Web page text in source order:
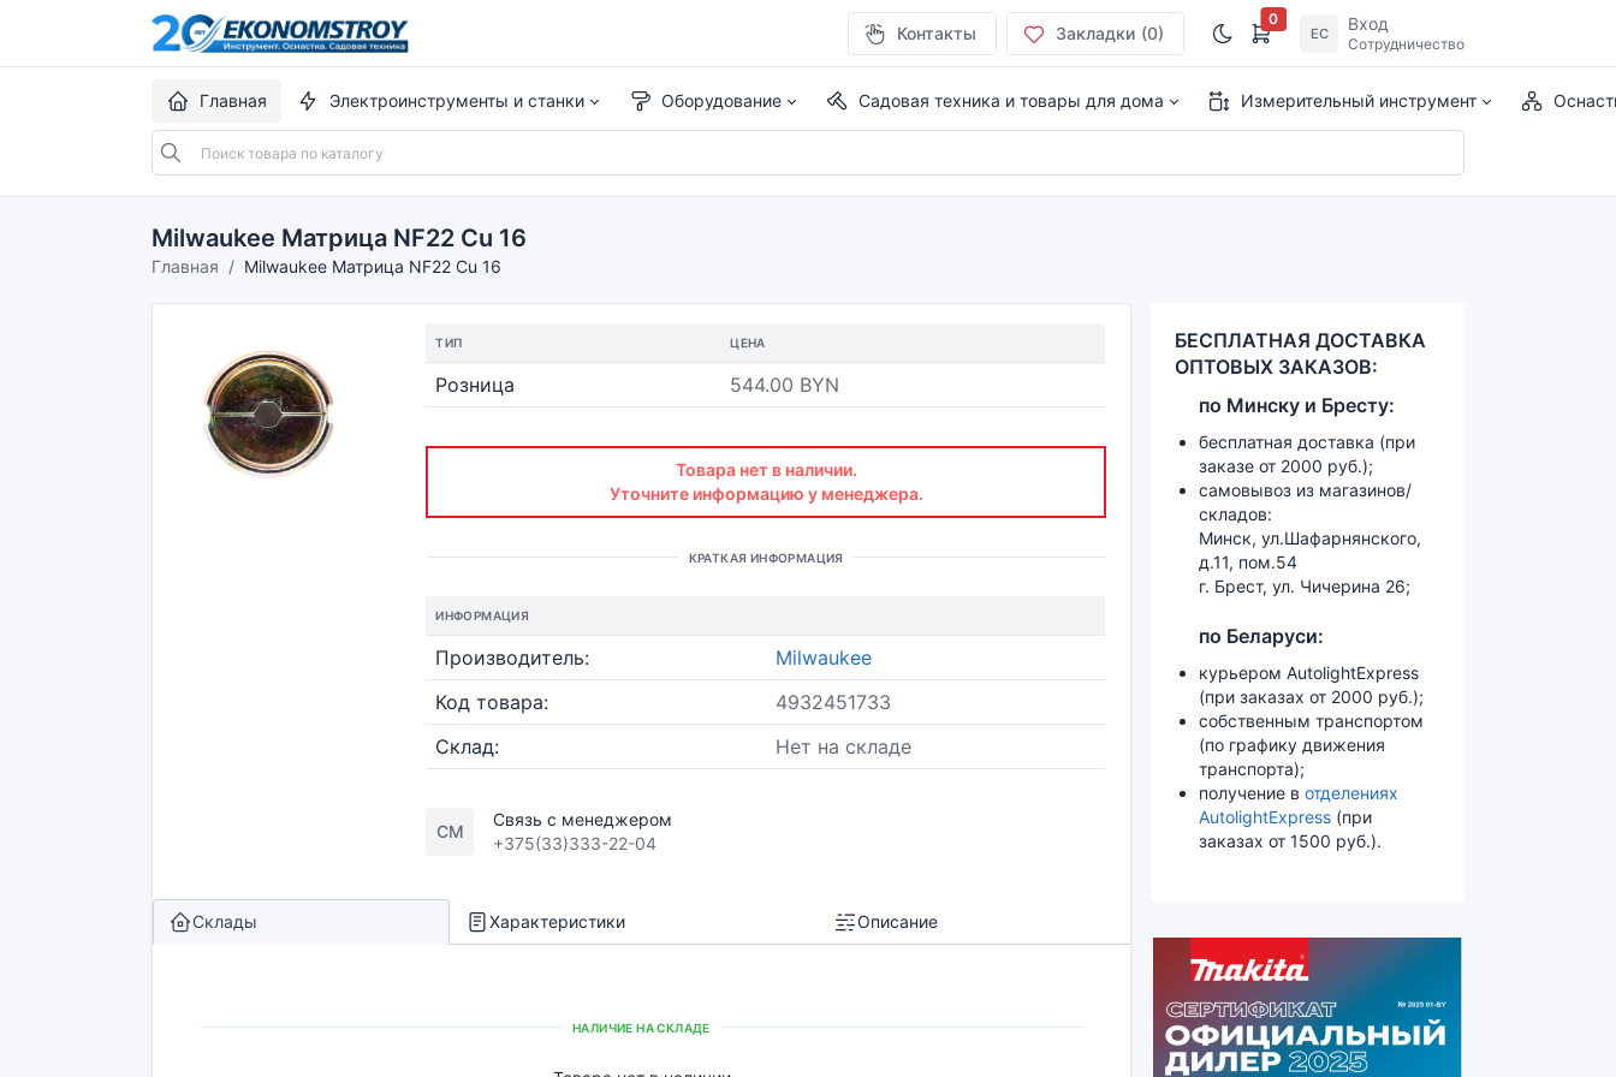
Контакты Закладки (0)
0
ЕС Вход
Сотрудничество
Главная Электроинструменты и станки Оборудование Садовая техника и товары для дома Измерительный инструмент
Milwaukee Матрица NF22 Cu 16
Главная Milwaukee Матрица NF22 Cu 16
ТИП ЦЕНА
Розница 544.00 BYN
Товара нет в наличии.
Уточните информацию у менеджера.
КРАТКАЯ ИНФОРМАЦИЯ
ИНФОРМАЦИЯ
Производитель:
Milwaukee
Код товара:
4932451733
Склад:
Нет на складе
СМ
Связь с менеджером
+375(33)333-22-04
Склады Характеристики Описание
НАЛИЧИЕ НА СКЛАДЕ
БЕСПЛАТНАЯ ДОСТАВКА
ОПТОВЫХ ЗАКАЗОВ:
по Минску и Бресту:
бесплатная доставка (при
заказе от 2000 руб.);
самовывоз из магазинов/
складов:
Минск, ул.Шафарнянского,
д.11, пом.54
г. Брест, ул. Чичерина 26;
по Беларуси:
курьером AutolightExpress
(при заказах от 2000 руб.);
собственным транспортом
(по графику движения
транспорта);
получение в отделениях
AutolightExpress (при
заказах от 1500 руб.).